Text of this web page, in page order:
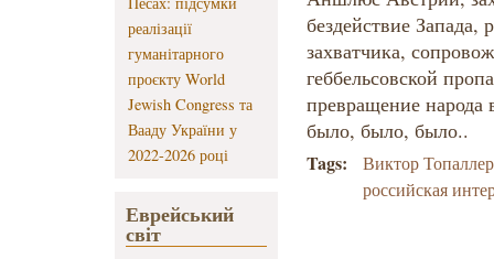
реалізації
гуманітарного
проєкту World
Jewish Congress та
Вааду України у
2022-2026 році
Еврейський
світ
бездействие Запада,
захватчика,
геббельсовской
превращение
было, было, было..
Tags:
Виктор Топаллер
российская